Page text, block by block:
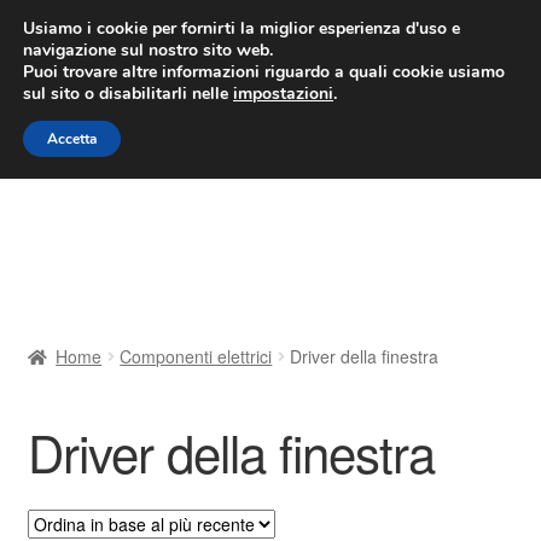
CONSEGNA da 7 EUR
Lun-Ven 9:00 - 16:00/800 580 290
Vai
alla
navigazione
Vai
al
contenuto
Contatto
Il mio account
Home Componenti elettrici Driver della finestra
Driver della finestra
Usiamo i cookie per fornirti la miglior esperienza d'uso e
navigazione sul nostro sito web.
Puoi trovare altre informazioni riguardo a quali cookie usiamo
sul sito o disabilitarli nelle impostazioni.
Accetta